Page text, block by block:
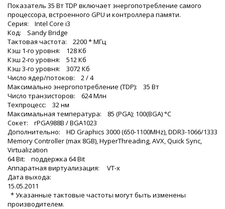
Показатель 35 Вт TDP включает энергопотребление самого
процессора, встроенного GPU и контроллера памяти.
Серия: Intel Core i3
Код: Sandy Bridge
Тактовая частота: 2200 * МГц
Кэш 1-го уровня: 128 Кб
Кэш 2-го уровня: 512 Кб
Кэш 3-го уровня: 3072 Кб
Число ядер/потоков: 2 / 4
Максимально энергопотребление (TDP): 35 Вт
Число транзисторов: 624 Млн
Техпроцесс: 32 нм
Максимальная температура: 85 (PGA); 100(BGA) °C
Сокет: rPGA988B / BGA1023
Дополнительно: HD Graphics 3000 (650-1100MHz), DDR3-1066/1333
Memory Controller (max 8GB), HyperThreading, AVX, Quick Sync,
Virtualization
64 Bit: поддержка 64 Bit
Аппаратная виртуализация: VT-x
Дата выхода:
15.05.2011
* Указанные тактовые частоты могут быть изменены
производителем.